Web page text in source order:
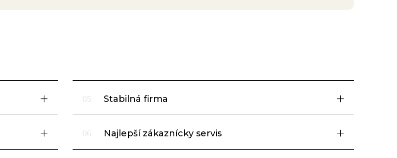
05 Stabilná firma
06 Najlepší zákaznícky servis